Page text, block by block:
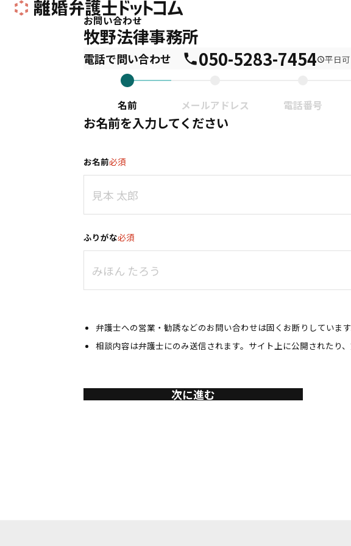
お問い合わせ
牧野法律事務所
電話で問い合わせ 050-5283-7454
050-5283-7454受付時間
平日可
名前 メールアドレス 電話番号
お名前を入力してください
お名前必須
ふりがな必須
弁護士への営業・勧誘などのお問い合わせは固くお断りしています
相談内容は弁護士にのみ送信されます。サイト上に公開されたり
次に進む